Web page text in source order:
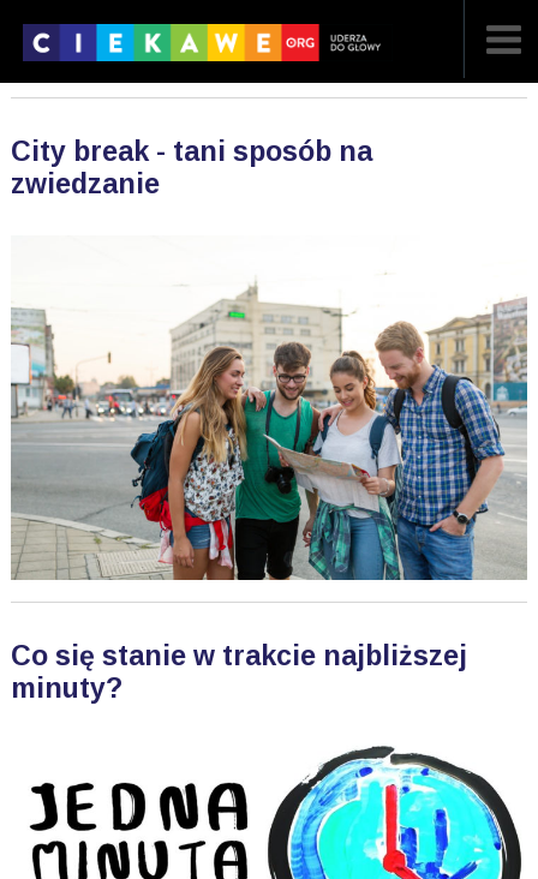
City break - tani sposób na
zwiedzanie
Co się stanie w trakcie najbliższej
minuty?
F FILMY
G GALERIA
REGULAMIN
KONTAKT